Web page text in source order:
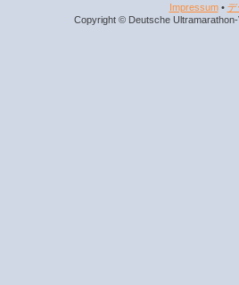
Impressum• デ
Copyright © Deutsche